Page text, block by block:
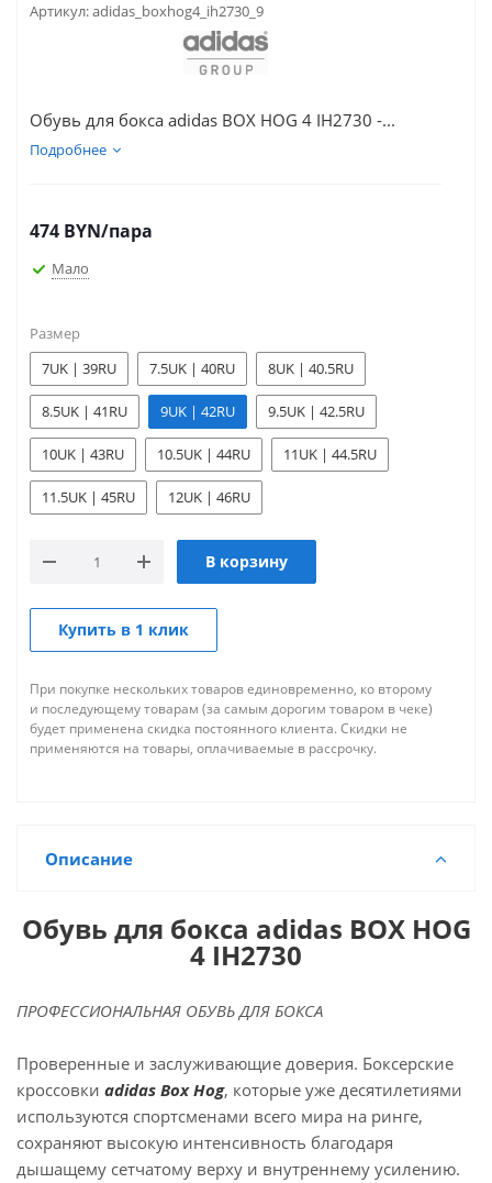
Артикул:adidas_boxhog4_ih2730_9
Обувь для бокса adidas BOX HOG 4 IH2730 -...
Подробнее
474 BYN/пара
Мало
Размер
7UK | 39RU
7.5UK | 40RU 8UK | 40.5RU
8.5UK | 41RU 9UK | 42RU 9.5UK | 42.5RU
10UK | 43RU 10.5UK | 44RU 11UK | 44.5RU
11.5UK | 45RU 12UK | 46RU
В корзину
Купить в 1 клик
При покупке нескольких товаров единовременно, ко второму
и последующему товарам (за самым дорогим товаром в чеке)
будет применена скидка постоянного клиента. Скидки не
применяются на товары, оплачиваемые в рассрочку.
Описание
Обувь для бокса adidas BOX HOG
4 IH2730
ПРОФЕССИОНАЛЬНАЯ ОБУВЬ ДЛЯ БОКСА
Проверенные и заслуживающие доверия. Боксерские
кроссовки adidas Box Hog, которые уже десятилетиями
используются спортсменами всего мира на ринге,
сохраняют высокую интенсивность благодаря
дышащему сетчатому верху и внутреннему усилению.